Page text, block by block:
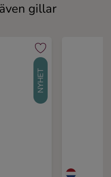
gillar
NYHET